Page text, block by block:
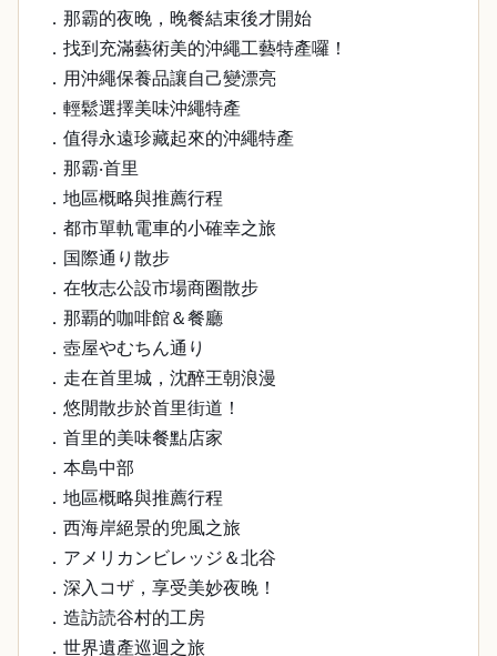
．那霸的夜晚，晚餐結束後才開始
．找到充滿藝術美的沖繩工藝特產囉！
．用沖繩保養品讓自己變漂亮
．輕鬆選擇美味沖繩特產
．值得永遠珍藏起來的沖繩特產
．那霸‧首里
．地區概略與推薦行程
．都市單軌電車的小確幸之旅
．国際通り散步
．在牧志公設市場商圈散步
．那覇的咖啡館＆餐廳
．壺屋やむちん通り
．走在首里城，沈醉王朝浪漫
．悠閒散步於首里街道！
．首里的美味餐點店家
．本島中部
．地區概略與推薦行程
．西海岸絕景的兜風之旅
．アメリカンビレッジ＆北谷
．深入コザ，享受美妙夜晚！
．造訪読谷村的工房
．世界遺產巡迴之旅